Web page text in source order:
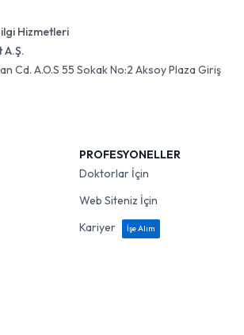
Hizmetleri
A.Ş.
Cd. A.O.S 55 Sokak No:2 Aksoy Plaza Giriş
PROFESYONELLER
Doktorlar İçin
Web Siteniz İçin
Kariyer
İşe Alım